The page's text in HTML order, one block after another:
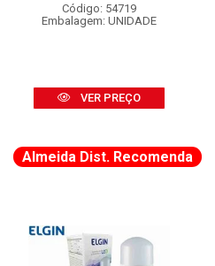
Código: 54719
Embalagem: UNIDADE
VER PREÇO
Almeida Dist. Recomenda